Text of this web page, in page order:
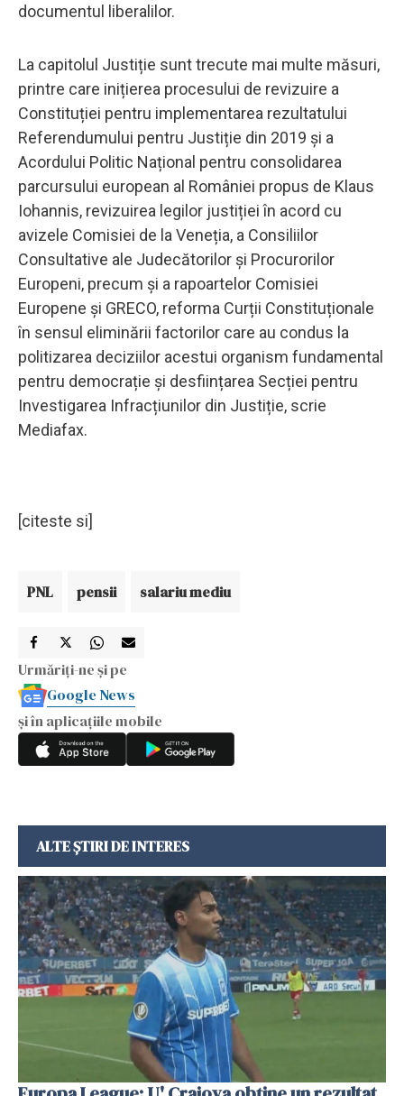
documentul liberalilor.
La capitolul Justiție sunt trecute mai multe măsuri,
printre care inițierea procesului de revizuire a
Constituției pentru implementarea rezultatului
Referendumului pentru Justiție din 2019 și a
Acordului Politic Național pentru consolidarea
parcursului european al României propus de Klaus
Iohannis, revizuirea legilor justiției în acord cu
avizele Comisiei de la Veneția, a Consiliilor
Consultative ale Judecătorilor și Procurorilor
Europeni, precum și a rapoartelor Comisiei
Europene și GRECO, reforma Curții Constituționale
în sensul eliminării factorilor care au condus la
politizarea deciziilor acestui organism fundamental
pentru democrație și desființarea Secției pentru
Investigarea Infracțiunilor din Justiție, scrie
Mediafax.
[citeste si]
PNL pensii salariu mediu
Urmăriți-ne și pe
Google News
și în aplicațiile mobile
ALTE ȘTIRI DE INTERES